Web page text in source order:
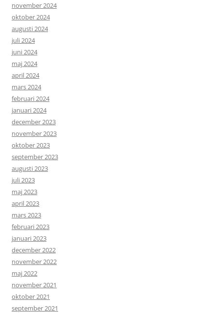
november 2024
oktober 2024
augusti 2024
juli 2024
juni 2024
maj 2024
april 2024
mars 2024
februari 2024
januari 2024
december 2023
november 2023
oktober 2023
september 2023
augusti 2023
juli 2023
maj 2023
april 2023
mars 2023
februari 2023
januari 2023
december 2022
november 2022
maj 2022
november 2021
oktober 2021
september 2021